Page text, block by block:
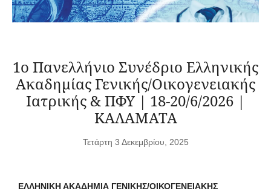
1o Πανελλήνιο Συνέδριο Ελληνικής
Ακαδημίας Γενικής/Οικογενειακής
Ιατρικής & ΠΦΥ | 18-20/6/2026 |
ΚΑΛΑΜΑΤΑ
Τετάρτη 3 Δεκεμβρίου, 2025
ΕΛΛΗΝΙΚΗ ΑΚΑΔΗΜΙΑ ΓΕΝΙΚΗΣ/ΟΙΚΟΓΕΝΕΙΑΚΗΣ